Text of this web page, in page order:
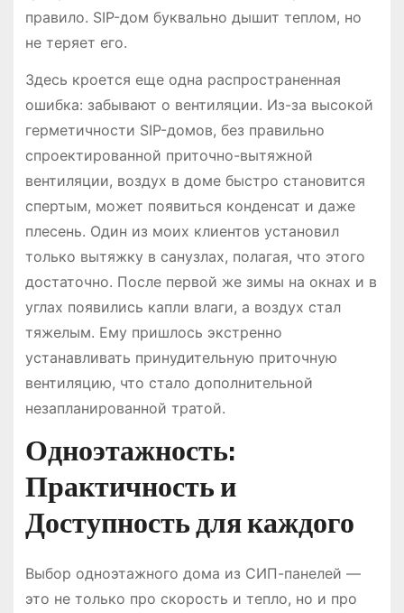
правило. SIP-дом буквально дышит теплом, но
не теряет его.
Здесь кроется еще одна распространенная
ошибка: забывают о вентиляции. Из-за высокой
герметичности SIP-домов, без правильно
спроектированной приточно-вытяжной
вентиляции, воздух в доме быстро становится
спертым, может появиться конденсат и даже
плесень. Один из моих клиентов установил
только вытяжку в санузлах, полагая, что этого
достаточно. После первой же зимы на окнах и в
углах появились капли влаги, а воздух стал
тяжелым. Ему пришлось экстренно
устанавливать принудительную приточную
вентиляцию, что стало дополнительной
незапланированной тратой.
Одноэтажность:
Практичность и
Доступность для каждого
Выбор одноэтажного дома из СИП-панелей —
это не только про скорость и тепло, но и про